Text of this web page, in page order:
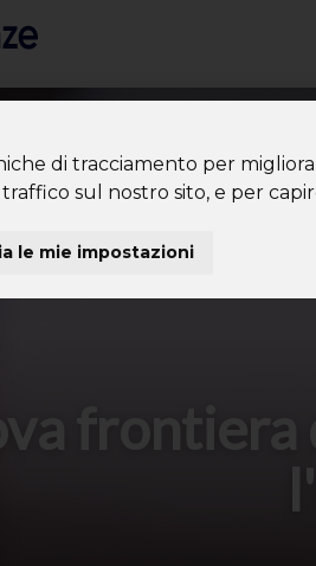
di tracciamento per
sul nostro sito, e per
le mie impostazioni
frontiera